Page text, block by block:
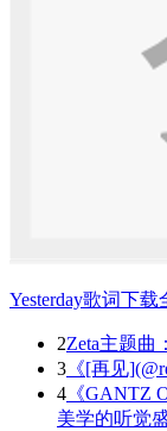
Yesterday歌词下
2Zeta主题曲
3 《[再见
4 《GANTZ
美学的听觉